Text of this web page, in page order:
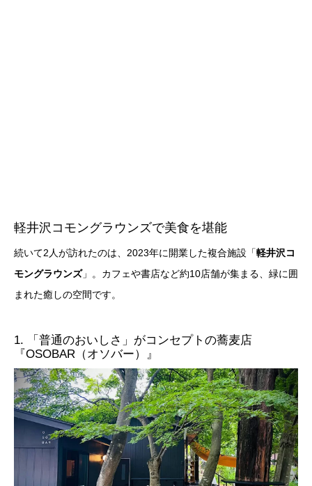
軽井沢コモングラウンズで美食を堪能
続いて2人が訪れたのは、2023年に開業した複合施設「軽井沢コ
モングラウンズ」。カフェや書店など約10店舗が集まる、緑に囲
まれた癒しの空間です。
1. 「普通のおいしさ」がコンセプトの蕎麦店
『OSOBAR（オソバー）』